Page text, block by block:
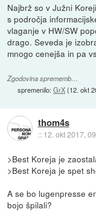
Najbrž so v Južni
s področja
vlaganje v HW/SW
drago. Seveda je
mnogo cenejša in pa
Zgodovina sprememb…
spremenilo:GrX(12. okt
thom4s
:: 12. okt 2017,
>Best Koreja je
>Best Koreja je spet
A se bo lugenpresse
bojo špilali?